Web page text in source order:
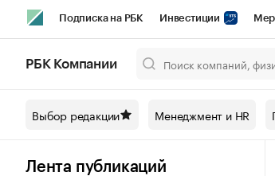
Подписка на РБК Инвестиции
Спецпроекты СПб Конференции СПб
Технологии и медиа Рынок
РБК Компании
Выбор редакции Менеджмент и HR
Лента публикаций